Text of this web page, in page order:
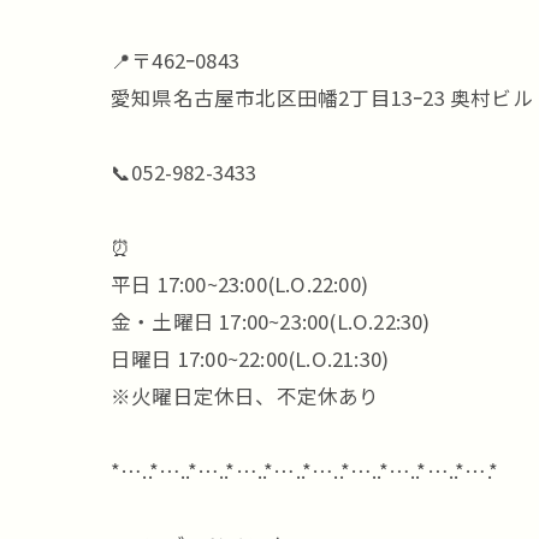
📍〒462ｰ0843
愛知県名古屋市北区田幡2丁目13ｰ23 奥村ビル
📞052-982-3433
⏰
平日 17:00~23:00(L.O.22:00)
金・土曜日 17:00~23:00(L.O.22:30)
日曜日 17:00~22:00(L.O.21:30)
※火曜日定休日、不定休あり
*…..*…..*…..*…..*…..*…..*…..*…..*…..*….*